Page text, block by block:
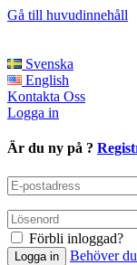
Gå till huvudinnehåll
Svenska
English
Kontakta Oss
Logga in
Är du ny på ?
Förbli inloggad?
Behöver